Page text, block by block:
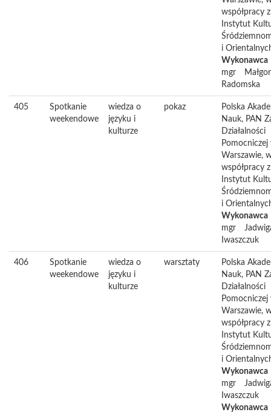
współpracy z
Instytut
i
Wykonawca
mgr
Radomska
405
Spotkanie
weekendowe
wiedza o
języku i
kulturze
pokaz
Polska
Nauk, PAN
Działalności
Pomocniczej
Warszawie,
współpracy z
Instytut
i
Wykonawca
mgr
Iwaszczuk
406
Spotkanie
weekendowe
wiedza o
języku i
kulturze
warsztaty
Polska
Nauk, PAN
Działalności
Pomocniczej
Warszawie,
współpracy z
Instytut
i
Wykonawca
mgr
Iwaszczuk
Wykonawca